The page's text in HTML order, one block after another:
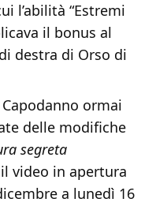
l’abilità “Estremi
il bonus al
destra di Orso di
ormai
delle modifiche
segreta
video in apertura
a lunedì 16